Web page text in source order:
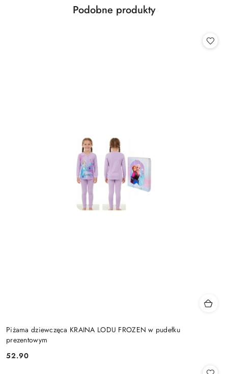
Pomiń karuzelę produktów
Produkty
Podobne produkty
Piżama dziewczęca KRAINA LODU FROZEN w pudełku
prezentowym
Cena:
52.90